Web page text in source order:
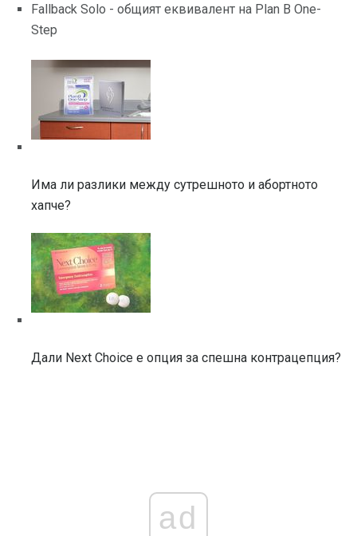
Fallback Solo - общият еквивалент на Plan B One-
Step
Има ли разлики между сутрешното и абортното
хапче?
Дали Next Choice е опция за спешна контрацепция?
ad